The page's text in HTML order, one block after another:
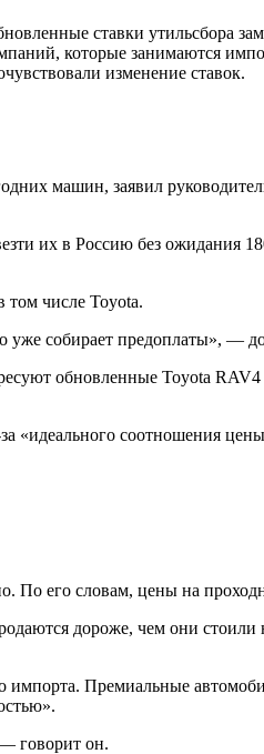
ставки утильсбора
которые занимаются
изменение ставок.
машин, заявил
их в Россию без ожидания
том числе Toyota.
собирает предоплаты», —
обновленные Toyota
соотношения
По его словам, цены на
дороже, чем они
импорта. Премиальные
говорит он.